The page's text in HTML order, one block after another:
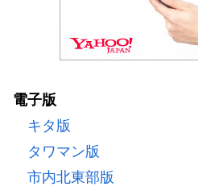
電子版
キタ版
タワマン版
市内北東部版